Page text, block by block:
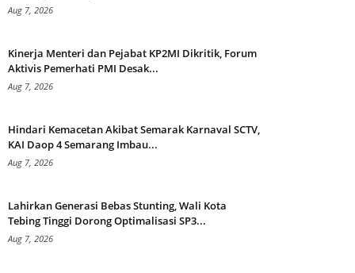
Aug 7, 2026
Kinerja Menteri dan Pejabat KP2MI Dikritik, Forum
Aktivis Pemerhati PMI Desak...
Aug 7, 2026
Hindari Kemacetan Akibat Semarak Karnaval SCTV,
KAI Daop 4 Semarang Imbau...
Aug 7, 2026
Lahirkan Generasi Bebas Stunting, Wali Kota
Tebing Tinggi Dorong Optimalisasi SP3...
Aug 7, 2026